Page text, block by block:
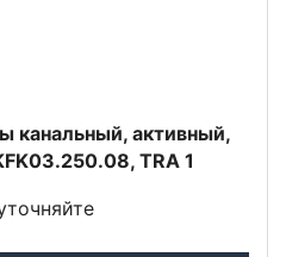
канальный, активный,
TRA 1